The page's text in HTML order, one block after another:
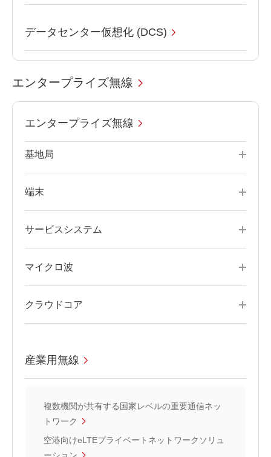
データセンター仮想化 (DCS)
エンタープライズ無線
エンタープライズ無線
基地局
端末
サービスシステム
マイクロ波
クラウドコア
産業用無線
複数機関が共有する国家レベルの重要通信ネッ
トワーク
空港向けeLTEプライベートネットワークソリュ